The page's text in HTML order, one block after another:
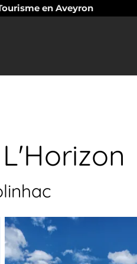
en Aveyron